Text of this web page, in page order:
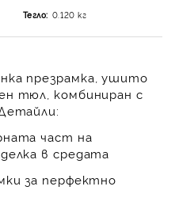
Тегло: 0.120 кг
презрамка , ушито
тюл, комбиниран с
част на
в средата
за перфектно